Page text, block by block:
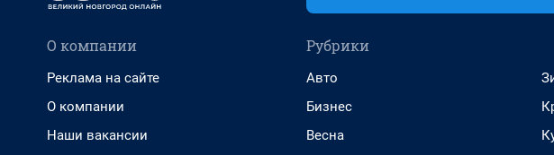
О компании
Реклама на сайте
О компании
Наши вакансии
Рубрики
Авто
Бизнес
Весна